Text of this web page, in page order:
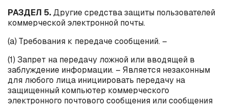
РАЗДЕЛ 5.Другие средства защиты пользователей
коммерческой электронной почты.
(a) Требования к передаче сообщений. –
(1) Запрет на передачу ложной или вводящей в
заблуждение информации. – Является незаконным
для любого лица инициировать передачу на
защищенный компьютер коммерческого
электронного почтового сообщения или сообщения